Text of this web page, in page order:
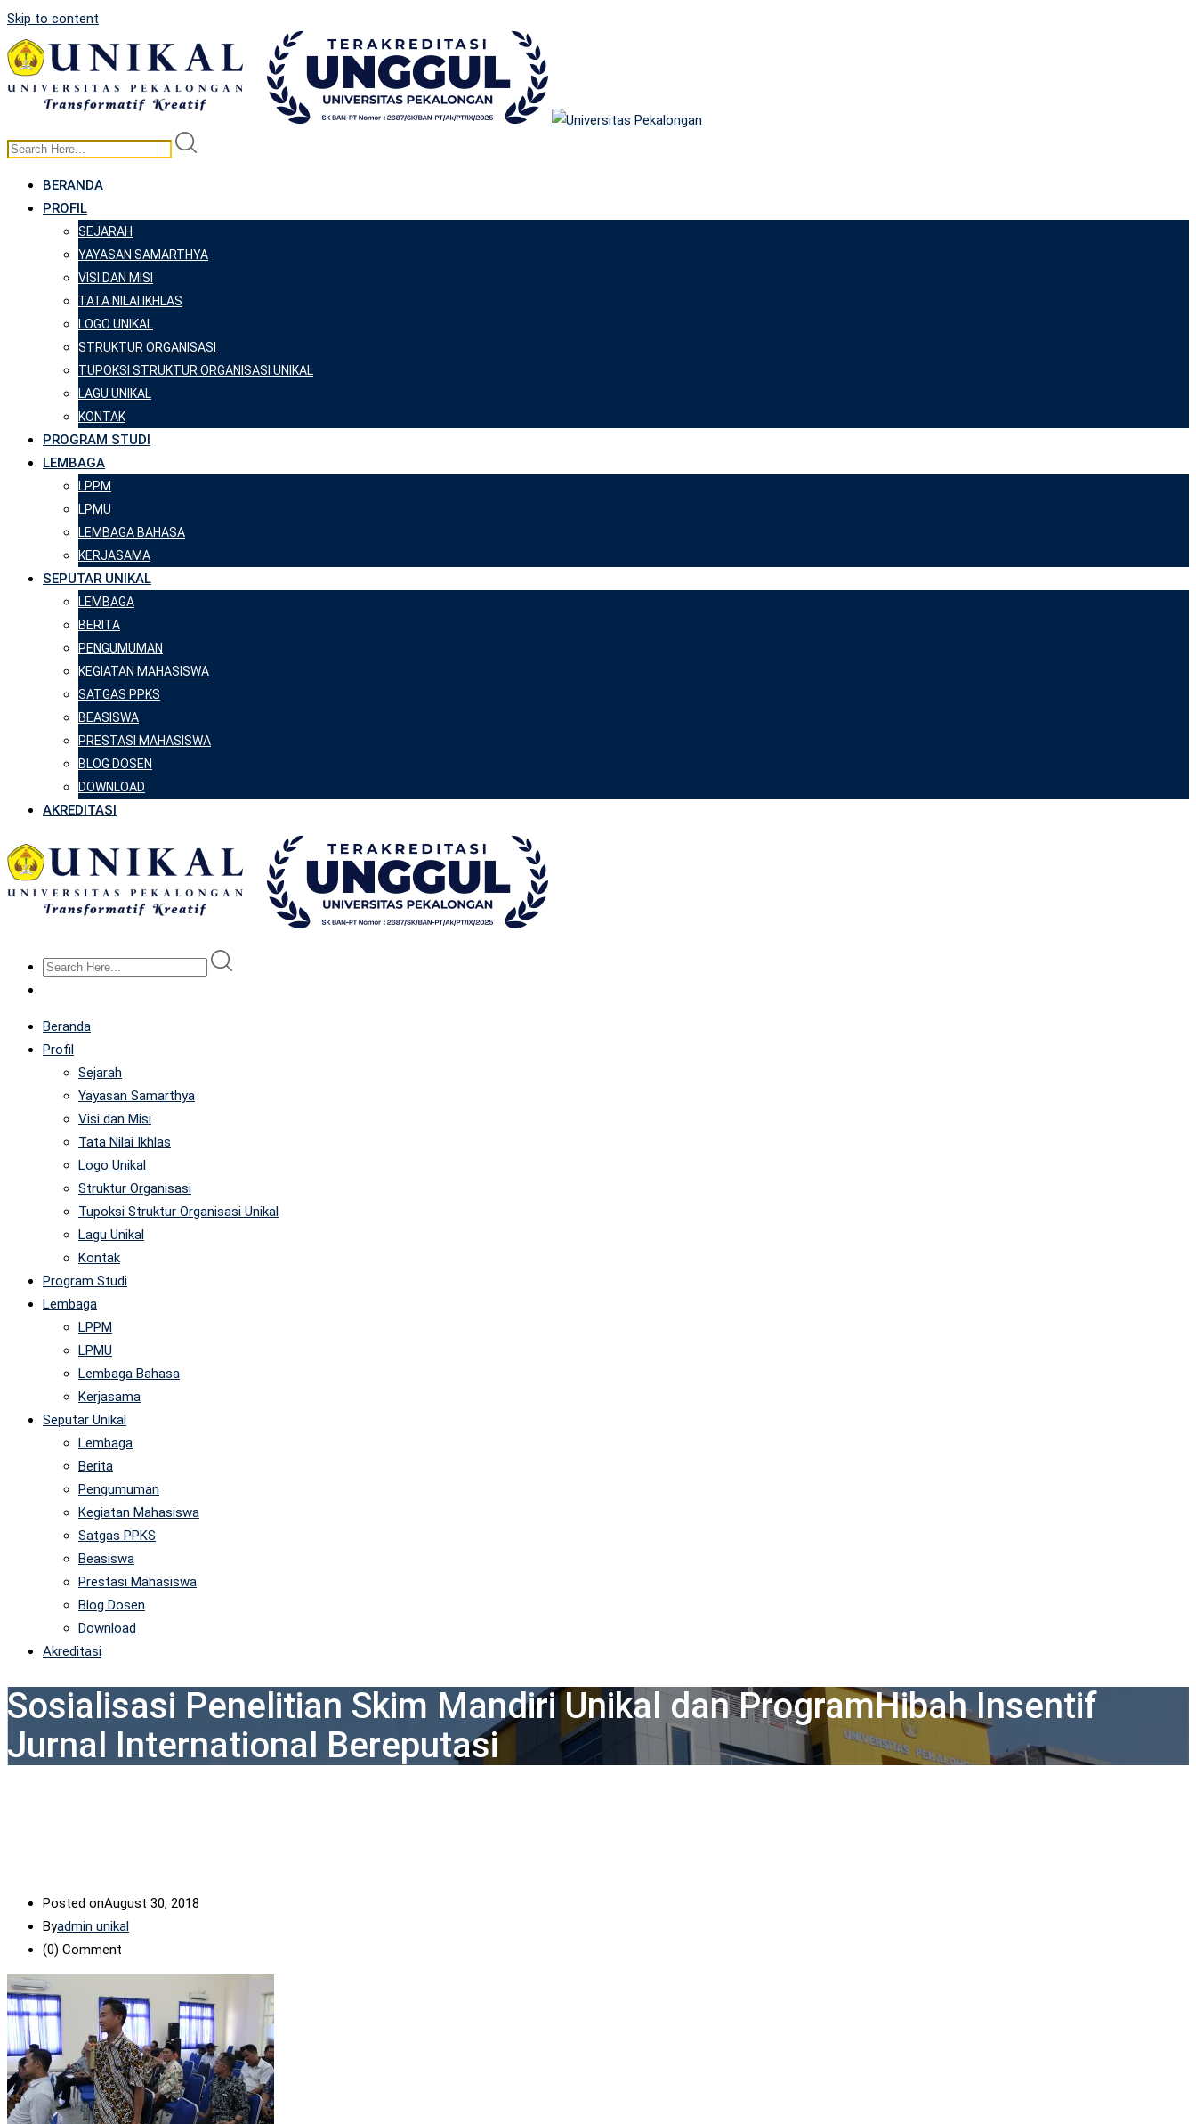
Skip to content
BERANDA
PROFIL
SEJARAH
YAYASAN SAMARTHYA
VISI DAN MISI
TATA NILAI IKHLAS
LOGO UNIKAL
STRUKTUR ORGANISASI
TUPOKSI STRUKTUR ORGANISASI UNIKAL
LAGU UNIKAL
KONTAK
PROGRAM STUDI
LEMBAGA
LPPM
LPMU
LEMBAGA BAHASA
KERJASAMA
SEPUTAR UNIKAL
LEMBAGA
BERITA
PENGUMUMAN
KEGIATAN MAHASISWA
SATGAS PPKS
BEASISWA
PRESTASI MAHASISWA
BLOG DOSEN
DOWNLOAD
AKREDITASI
Beranda
Profil
Sejarah
Yayasan Samarthya
Visi dan Misi
Tata Nilai Ikhlas
Logo Unikal
Struktur Organisasi
Tupoksi Struktur Organisasi Unikal
Lagu Unikal
Kontak
Program Studi
Lembaga
LPPM
LPMU
Lembaga Bahasa
Kerjasama
Seputar Unikal
Lembaga
Berita
Pengumuman
Kegiatan Mahasiswa
Satgas PPKS
Beasiswa
Prestasi Mahasiswa
Blog Dosen
Download
Akreditasi
Sosialisasi Penelitian Skim Mandiri Unikal dan ProgramHibah Insentif
Jurnal International Bereputasi
Posted onAugust 30, 2018
Byadmin unikal
(0) Comment